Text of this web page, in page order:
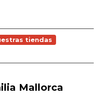
tiendas
Mallorca